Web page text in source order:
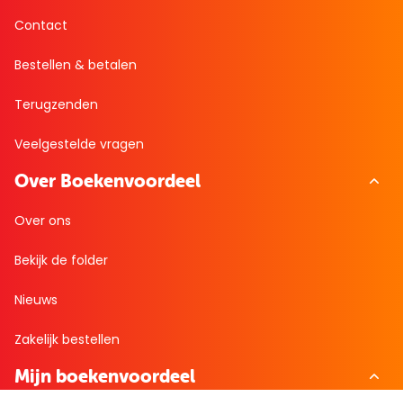
Contact
Bestellen & betalen
Terugzenden
Veelgestelde vragen
Over Boekenvoordeel
Over ons
Bekijk de folder
Nieuws
Zakelijk bestellen
Mijn boekenvoordeel